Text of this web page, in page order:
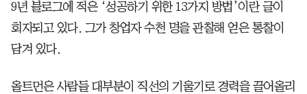
9년 블로그에 적은 ‘성공하기 위한 13가지 방법’이란 글이
회자되고 있다. 그가 창업자 수천 명을 관찰해 얻은 통찰이
담겨 있다.
올트먼은 사람들 대부분이 직선의 기울기로 경력을 끌어올리